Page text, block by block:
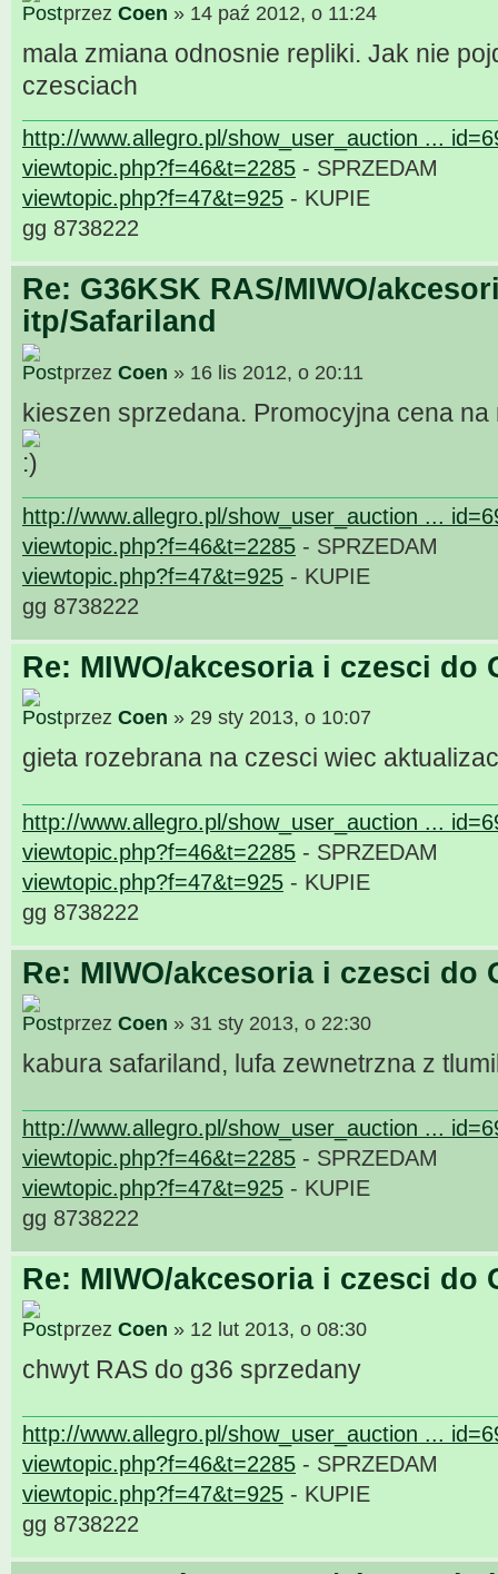
przez Coen » 14 paź 2012, o 11:24
mala zmiana odnosnie repliki. Jak nie
czesciach
http://www.allegro.pl/show_user_auction ...
viewtopic.php?f=46&t=2285 - SPRZEDAM
viewtopic.php?f=47&t=925 - KUPIE
gg 8738222
Re: G36KSK RAS/MIWO/
itp/Safariland
przez Coen » 16 lis 2012, o 20:11
kieszen sprzedana. Promocyjna cena
http://www.allegro.pl/show_user_auction ...
viewtopic.php?f=46&t=2285 - SPRZEDAM
viewtopic.php?f=47&t=925 - KUPIE
gg 8738222
Re: MIWO/akcesoria i czesci do
przez Coen » 29 sty 2013, o 10:07
gieta rozebrana na czesci wiec
http://www.allegro.pl/show_user_auction ...
viewtopic.php?f=46&t=2285 - SPRZEDAM
viewtopic.php?f=47&t=925 - KUPIE
gg 8738222
Re: MIWO/akcesoria i czesci do
przez Coen » 31 sty 2013, o 22:30
kabura safariland, lufa zewnetrzna z
http://www.allegro.pl/show_user_auction ...
viewtopic.php?f=46&t=2285 - SPRZEDAM
viewtopic.php?f=47&t=925 - KUPIE
gg 8738222
Re: MIWO/akcesoria i czesci do
przez Coen » 12 lut 2013, o 08:30
chwyt RAS do g36 sprzedany
http://www.allegro.pl/show_user_auction ...
viewtopic.php?f=46&t=2285 - SPRZEDAM
viewtopic.php?f=47&t=925 - KUPIE
gg 8738222